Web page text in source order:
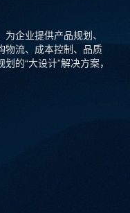
企业提供产品规划、
物流、成本控制、品质
的“大设计”解决方案，